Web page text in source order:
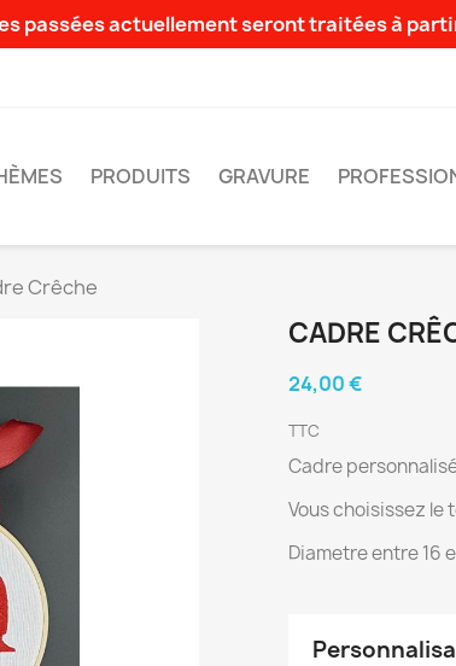
passées actuellement seront traitées à
PRODUITS GRAVURE
Crêche
CADRE
24,00 €
TTC
Cadre
Vous choisissez le
Diametre entre 16